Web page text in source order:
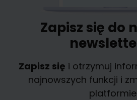
Zapisz się do
Zapisz się i otrzymuj
najnowszych funkcji i
platformie